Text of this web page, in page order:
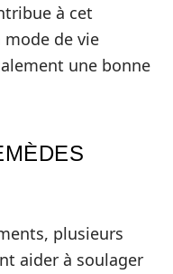
à cet
de vie
une bonne
plusieurs
aider à soulager